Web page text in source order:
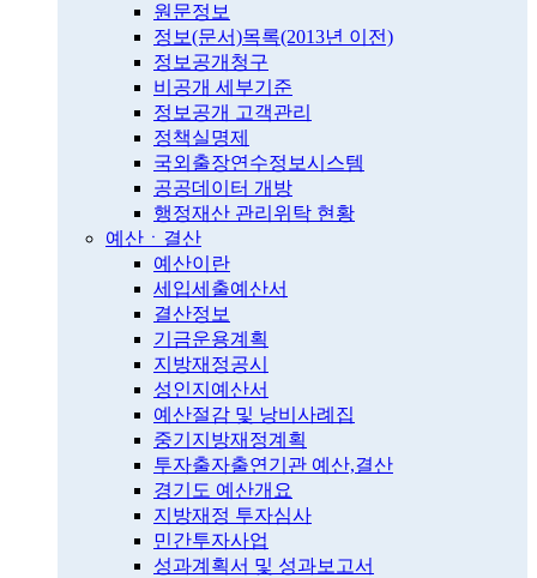
원문정보
정보(문서)목록(2013년 이전)
정보공개청구
비공개 세부기준
정보공개 고객관리
정책실명제
국외출장연수정보시스템
공공데이터 개방
행정재산 관리위탁 현황
예산ㆍ결산
예산이란
세입세출예산서
결산정보
기금운용계획
지방재정공시
성인지예산서
예산절감 및 낭비사례집
중기지방재정계획
투자출자출연기관 예산,결산
경기도 예산개요
지방재정 투자심사
민간투자사업
성과계획서 및 성과보고서